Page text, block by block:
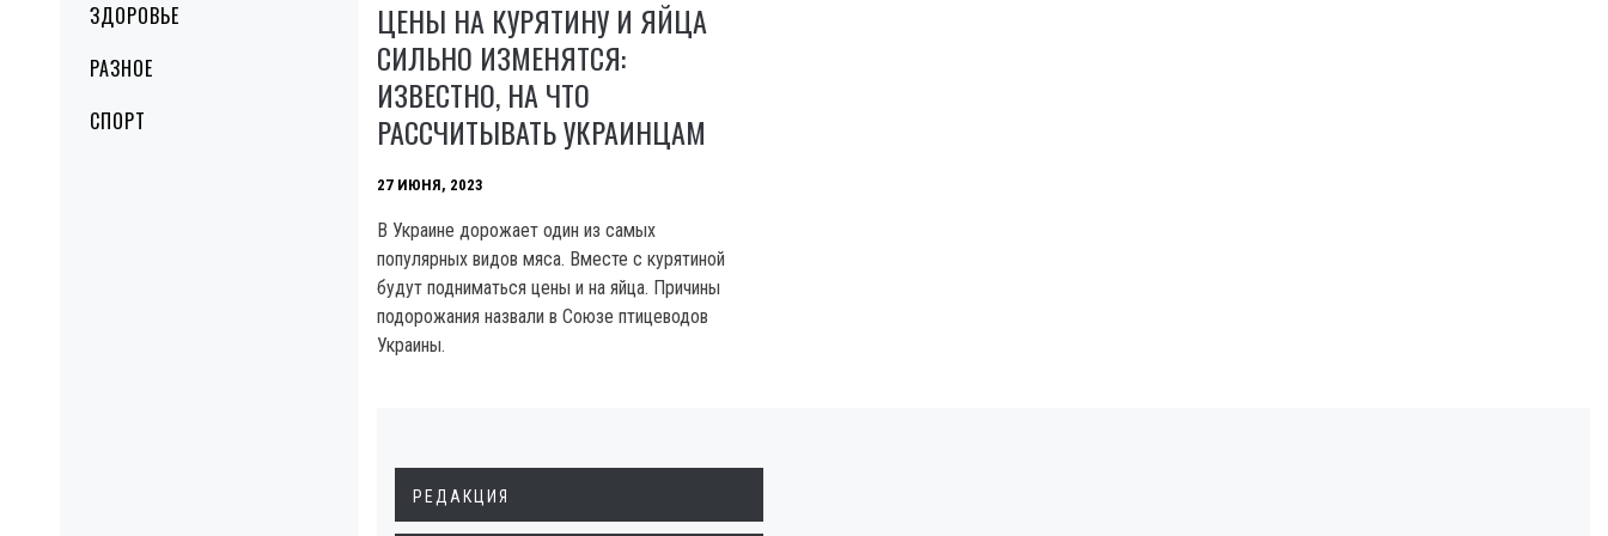
ЗДОРОВЬЕ
РАЗНОЕ
СПОРТ
ЦЕНЫ НА КУРЯТИНУ И ЯЙЦА
СИЛЬНО ИЗМЕНЯТСЯ:
ИЗВЕСТНО, НА ЧТО
РАССЧИТЫВАТЬ УКРАИНЦАМ
27 ИЮНЯ, 2023
В Украине дорожает один из самых
популярных видов мяса. Вместе с курятиной
будут подниматься цены и на яйца. Причины
подорожания назвали в Союзе птицеводов
Украины.
РЕДАКЦИЯ